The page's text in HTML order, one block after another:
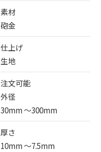
素材
砲金
仕上げ
生地
注文可能
外径
30mm 〜300mm
厚さ
10mm 〜7.5mm